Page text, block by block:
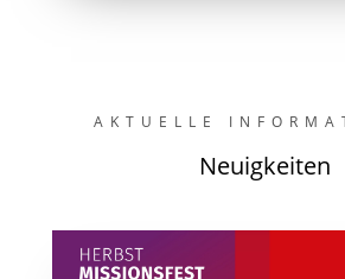
AKTUELLE
Neuigkeiten